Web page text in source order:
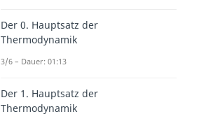
absoluteTemperatur
Der 0. Hauptsatz der
Thermodynamik
3/6 – Dauer: 01:13
Der 1. Hauptsatz der
Thermodynamik